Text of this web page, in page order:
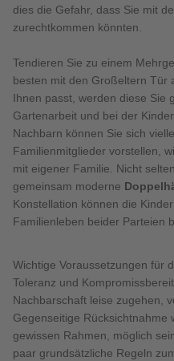
dies die Gefahr, dass Sie mit
zurechtkommen könnten.
Tendieren Sie zu einem
besten mit den Großeltern Tür
Ihnen passt, werden diese Sie
Gartenarbeit und bei der
Nachbarn können Sie sich
Familienmitglieder vorstellen,
mit eigener Familie. Nicht
gemeinsam moderne
Konstellation können die
Familienleben beider Parteien
Wichtige Voraussetzungen für
Toleranz und
Nachbarschaft leise zugehen,
Gegenseitige Rücksichtnahme
gewissen Rahmen, möglich
paar grundsätzliche Regeln